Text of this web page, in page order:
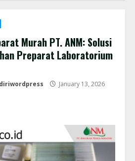
Murah PT. ANM: Solusi
Preparat Laboratorium
January 13, 2026